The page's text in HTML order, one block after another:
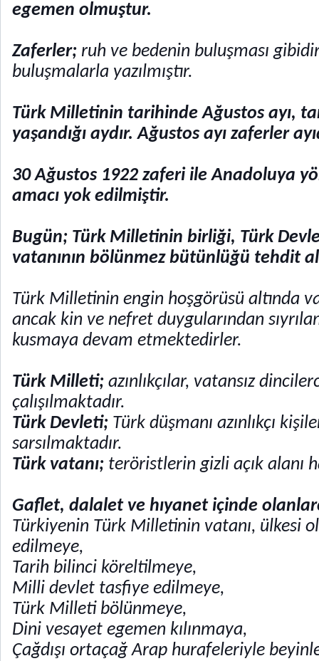
egemen olmuştur.
Zaferler; ruh ve bedenin buluşması
buluşmalarla yazılmıştır.
Türk Milletinin tarihinde Ağustos ayı,
yaşandığı aydır. Ağustos ayı zaferler
30 Ağustos 1922 zaferi ile Anadoluya
amacı yok edilmiştir.
Bugün; Türk Milletinin birliği, Türk
vatanının bölünmez bütünlüğü tehdit
Türk Milletinin engin hoşgörüsü altında
ancak kin ve nefret duygularından
kusmaya devam etmektedirler.
Türk Milleti; azınlıkçılar, vatansız
çalışılmaktadır.
Türk Devleti; Türk düşmanı azınlıkçı
sarsılmaktadır.
Türk vatanı; teröristlerin gizli açık alanı
Gaflet, dalalet ve hıyanet içinde
Türkiyenin Türk Milletinin vatanı, ülkesi
edilmeye,
Tarih bilinci köreltilmeye,
Milli devlet tasfiye edilmeye,
Türk Milleti bölünmeye,
Dini vesayet egemen kılınmaya,
Çağdışı ortaçağ Arap hurafeleriyle